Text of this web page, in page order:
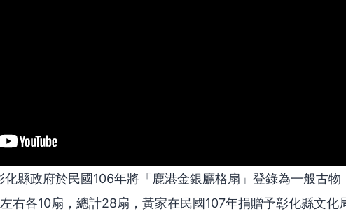
化縣政府於民國106年將「鹿港金銀廳格扇」登錄為一般古物
右各10扇，總計28扇，黃家在民國107年捐贈予彰化縣文化